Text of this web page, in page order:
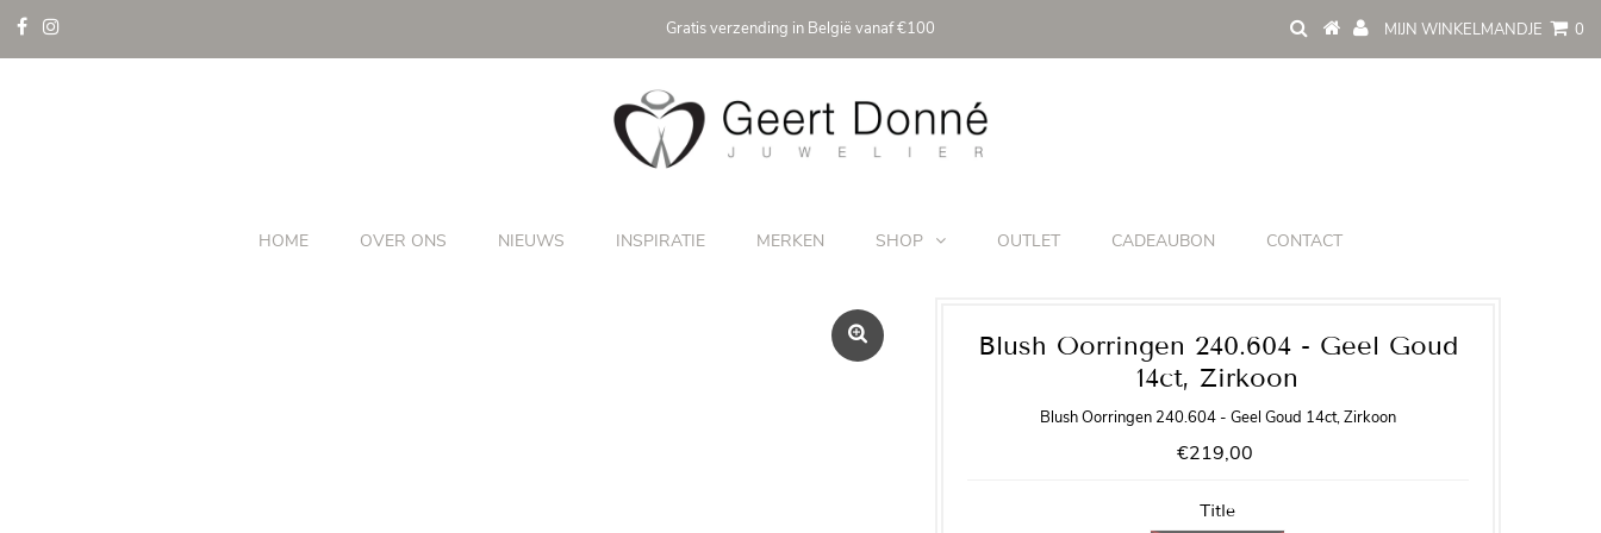
Gratis verzending in België vanaf €100 MIJN WINKELMANDJE 0
HOME OVER ONS NIEUWS INSPIRATIE MERKEN SHOP OUTLET CADEAUBON CONTACT
Blush Oorringen 240.604 - Geel Goud
14ct, Zirkoon
Blush Oorringen 240.604 - Geel Goud 14ct, Zirkoon
€219,00
Title